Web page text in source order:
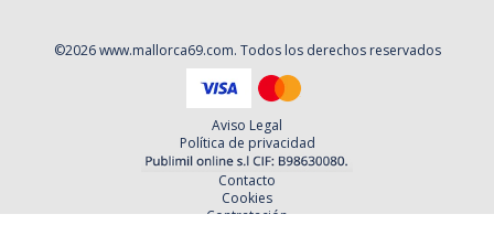
©2026 www.mallorca69.com. Todos los derechos reservados
Aviso Legal
Política de privacidad
Contacto
Cookies
Contratación